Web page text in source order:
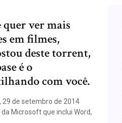
quer ver mais
em filmes,
deste torrent,
é o
com você.
29 de setembro de 2014
Microsoft que inclui Word,